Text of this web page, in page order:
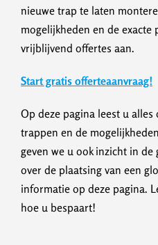
nieuwe trap te laten
mogelijkheden en de exacte
vrijblijvend offertes aan.
Start gratis offerteaanvraag!
Op deze pagina leest u
trappen en de
geven we u ook inzicht in
over de plaatsing van een
informatie op deze pagina.
hoe u bespaart!